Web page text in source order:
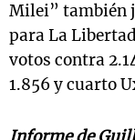
Milei” también
para La
votos contra
1.856 y cuarto